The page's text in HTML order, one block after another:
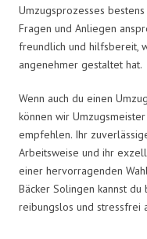
Umzugsprozesses
Fragen und Anliegen
freundlich und hilfsbereit,
angenehmer gestaltet hat.
Wenn auch du einen
können wir
empfehlen. Ihr
Arbeitsweise und ihr
einer hervorragenden
Bäcker Solingen kannst
reibungslos und stressfrei